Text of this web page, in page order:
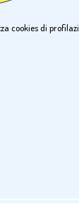
cookies di